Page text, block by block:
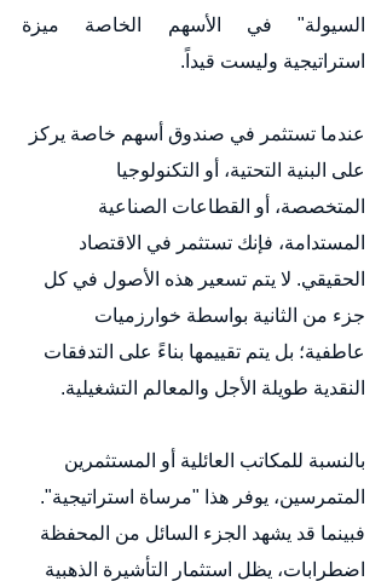
استراتيجية وليست قيداً.
عندما تستثمر في صندوق أسهم خاصة يركز
على البنية التحتية، أو التكنولوجيا
المتخصصة، أو القطاعات الصناعية
المستدامة، فإنك تستثمر في الاقتصاد
الحقيقي. لا يتم تسعير هذه الأصول في كل
جزء من الثانية بواسطة خوارزميات
عاطفية؛ بل يتم تقييمها بناءً على التدفقات
النقدية طويلة الأجل والمعالم التشغيلية.
بالنسبة للمكاتب العائلية أو المستثمرين
المتمرسين، يوفر هذا "مرساة استراتيجية".
فبينما قد يشهد الجزء السائل من المحفظة
اضطرابات، يظل استثمار التأشيرة الذهبية